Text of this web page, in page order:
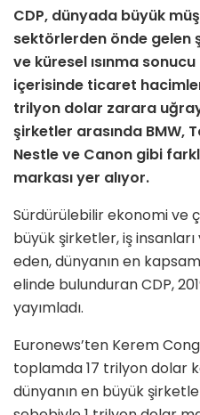
CDP, dünyada büyük
sektörlerden önde gelen
ve küresel ısınma
içerisinde ticaret
trilyon dolar zarara
şirketler arasında BMW,
Nestle ve Canon gibi
markası yer alıyor.
Sürdürülebilir ekonomi ve
büyük şirketler, iş
eden, dünyanın en
elinde bulunduran CDP,
yayımladı.
Euronews’ten Kerem
toplamda 17 trilyon dolar
dünyanın en büyük